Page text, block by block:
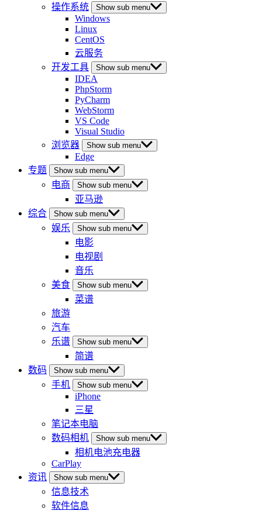
操作系统
Show sub menu
Windows
Linux
CentOS
云服务
开发工具
Show sub menu
IDEA
PhpStorm
PyCharm
WebStorm
VS Code
Visual Studio
浏览器
Show sub menu
Edge
专题
Show sub menu
电商 Show sub menu
亚马逊
综合
Show sub menu
娱乐 Show sub menu
电影
电视剧
音乐
美食
Show sub menu
菜谱
旅游
汽车
乐谱
Show sub menu
简谱
数码
Show sub menu
手机 Show sub menu
iPhone
三星
笔记本电脑
数码相机
Show sub menu
相机电池充电器
CarPlay
资讯
Show sub menu
信息技术
软件信息